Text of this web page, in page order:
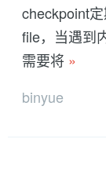
checkpoint
file，当遇到
需要将 »
binyue